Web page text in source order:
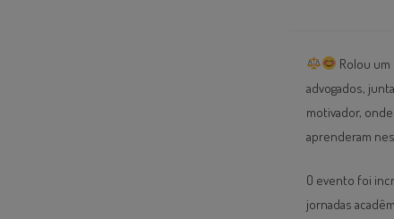
Rolou
advogados,
motivador,
aprenderam
O evento foi
jornadas